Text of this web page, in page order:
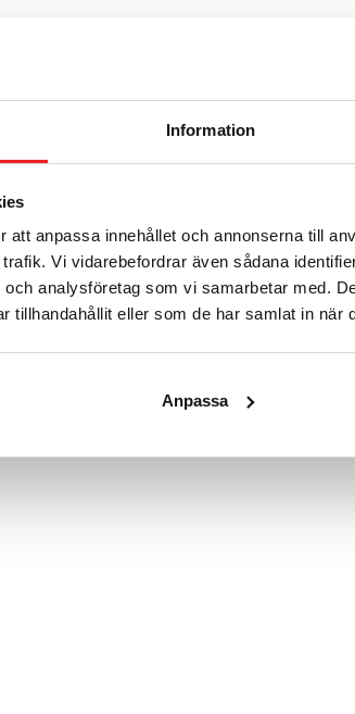
Information
att anpassa innehållet och annonserna till
Vi vidarebefordrar även sådana
analysföretag som vi samarbetar med.
tillhandahållit eller som de har samlat in när
Anpassa